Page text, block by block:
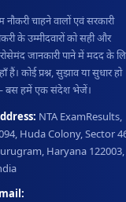
नौकरी चाहने वालों एवं सरकारी
के उम्मीदवारों को सही और
जानकारी पाने में मदद के
हैं। कोई प्रश्न, सुझाव या सुधार हो
बस हमें एक संदेश भेजें।
NTA ExamResults,
Huda Colony, Sector
Haryana 122003,